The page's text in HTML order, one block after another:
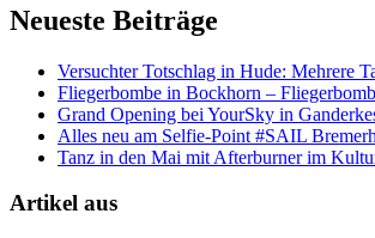
Neueste Beiträge
Versucht­er Totschlag in Hude: Mehrere
Fliegerbombe in Bockhorn –
Grand Opening bei YourSky in
Alles neu am Selfie-Point #SAIL
Tanz in den Mai mit Afterburner im
Artikel aus